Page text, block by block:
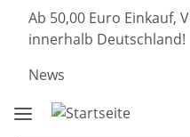
Ab 50,00 Euro Einkauf,
innerhalb Deutschland!
News